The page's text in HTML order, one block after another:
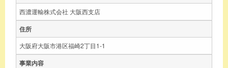
西濃運輸株式会社 大阪西支店
住所
大阪府大阪市港区福崎2丁目1-1
事業内容